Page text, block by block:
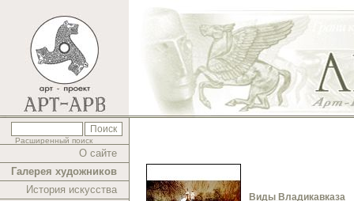
Расширенный поиск
О сайте
Галерея художников
История искусства
Виды Владикавказа